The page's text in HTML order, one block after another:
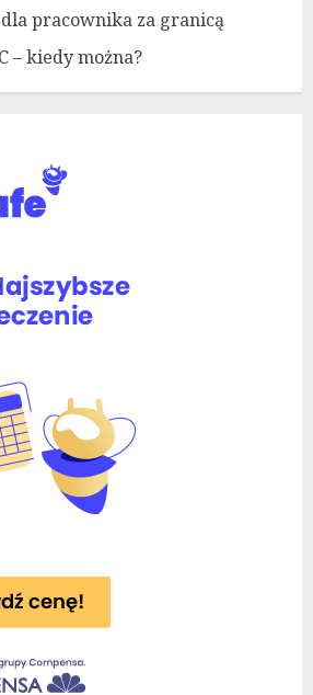
pracownika za granicą
– kiedy można?